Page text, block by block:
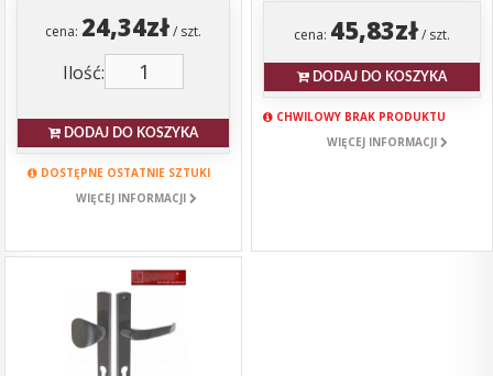
cena: 24,34zł/ szt.
Ilość:
DODAJ DO KOSZYKA
DOSTĘPNE OSTATNIE SZTUKI
WIĘCEJ INFORMACJI
cena: 45,83zł/ szt.
DODAJ DO KOSZYKA
CHWILOWY BRAK PRODUKTU
WIĘCEJ INFORMACJI